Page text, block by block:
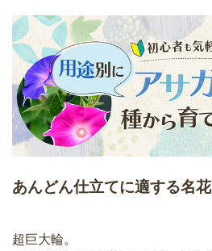
あんどん仕立てに適する名花
超巨大輪。